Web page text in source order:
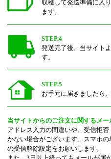
収穫して発送準備に入
ます。
STEP.4
発送完了後、当サイト
す。
STEP.5
お手元に届きましたら
当サイトからのご注文に関するメ
アドレス入力の間違いや、受信拒
かない場合がございます。スマホの
の受信解除設定をお願いします。